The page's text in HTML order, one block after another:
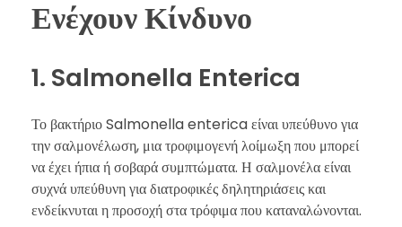
Ενέχουν Κίνδυνο
1. Salmonella Enterica
Το βακτήριο Salmonella enterica είναι υπεύθυνο για
την σαλμονέλωση, μια τροφιμογενή λοίμωξη που μπορεί
να έχει ήπια ή σοβαρά συμπτώματα. Η σαλμονέλα είναι
συχνά υπεύθυνη για διατροφικές δηλητηριάσεις και
ενδείκνυται η προσοχή στα τρόφιμα που καταναλώνονται.